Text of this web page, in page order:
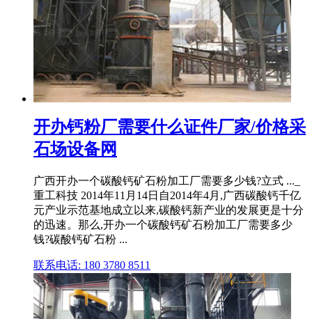
开办钙粉厂需要什么证件厂家/价格采
石场设备网
广西开办一个碳酸钙矿石粉加工厂需要多少钱?立式 ..._
重工科技 2014年11月14日自2014年4月,广西碳酸钙千亿
元产业示范基地成立以来,碳酸钙新产业的发展更是十分
的迅速。那么,开办一个碳酸钙矿石粉加工厂需要多少
钱?碳酸钙矿石粉 ...
联系电话: 180 3780 8511